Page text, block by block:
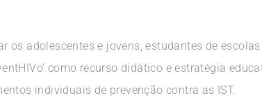
os adolescentes e jovens, estudantes de
como recurso didático e estratégia
individuais de prevenção contra as IST.